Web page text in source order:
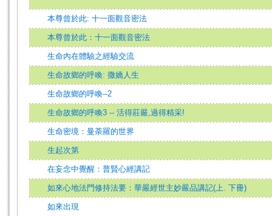
本尊曾於此: 十一面觀音密法
本尊曾於此：十一面觀音密法
生命內在體驗之經驗交流
生命故鄉的呼喚: 撒嬌人生
生命故鄉的呼喚--2
生命故鄉的呼喚3 -- 活得莊嚴,過得精采!
生命密境：曼荼羅的世界
生起次第
在妄念中覺醒：普賢心經講記
如來心地法門修持法要：華嚴經世主妙嚴品講記(上. 下冊)
如來出現